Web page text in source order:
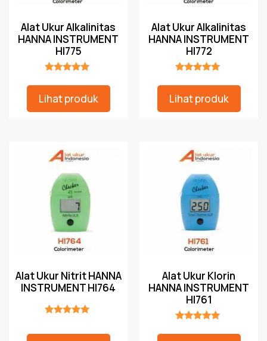
Alat Ukur Alkalinitas
HANNA INSTRUMENT
HI775
Lihat produk
Alat Ukur Alkalinitas
HANNA INSTRUMENT
HI772
Lihat produk
Alat Ukur Nitrit HANNA
INSTRUMENT HI764
Alat Ukur Klorin
HANNA INSTRUMENT
HI761